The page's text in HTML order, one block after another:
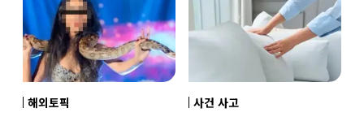
해외토픽 사건 사고